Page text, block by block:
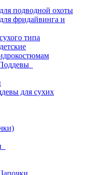
подводной охоты
фридайвинга и
типа
для сухих